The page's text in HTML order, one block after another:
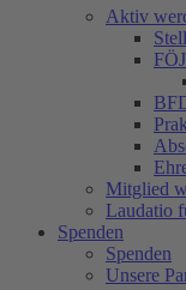
Aktiv
FÖJ
Mitglied
Laudatio
Spenden
Spenden
Unsere